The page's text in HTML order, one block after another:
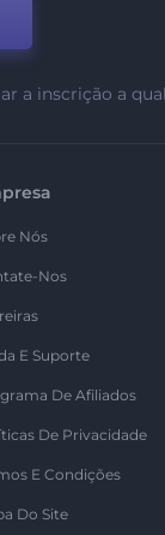
a inscrição a
Nós
Nos
E Suporte
De Afiliados
De Privacidade
E Condições
Do Site